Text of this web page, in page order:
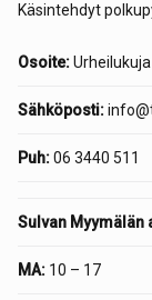
Käsintehdyt
Osoite:
Sähköposti:
Puh:06 3440 511
Sulvan Myymälän
MA: 10 – 17